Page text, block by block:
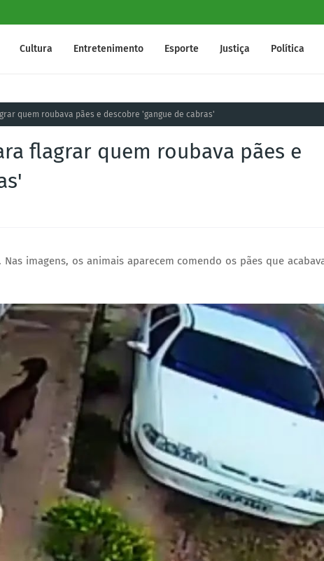
Cultura Entretenimento Esporte Justiça Política
quem roubava pães e descobre 'gangue de cabras'
flagrar quem roubava pães e
imagens, os animais aparecem comendo os pães que